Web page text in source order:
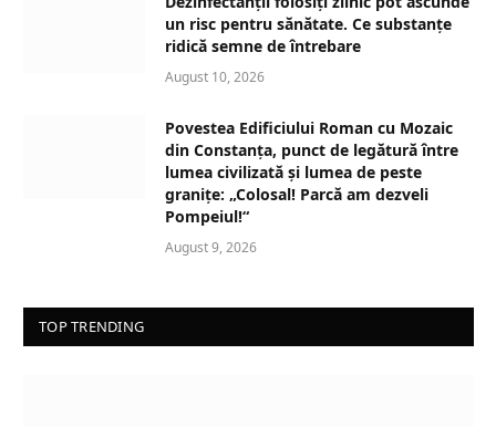
un risc pentru sănătate. Ce substanțe
ridică semne de întrebare
August 10, 2026
Povestea Edificiului Roman cu Mozaic
din Constanța, punct de legătură între
lumea civilizată și lumea de peste
granițe: „Colosal! Parcă am dezveli
Pompeiul!“
August 9, 2026
TOP TRENDING